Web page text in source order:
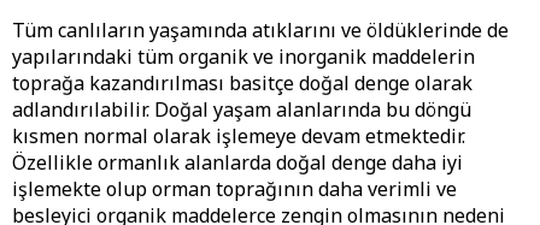
Tüm canlıların yaşamında atıklarını ve öldüklerinde de
yapılarındaki tüm organik ve inorganik maddelerin
toprağa kazandırılması basitçe doğal denge olarak
adlandırılabilir. Doğal yaşam alanlarında bu döngü
kısmen normal olarak işlemeye devam etmektedir.
Özellikle ormanlık alanlarda doğal denge daha iyi
işlemekte olup orman toprağının daha verimli ve
besleyici organik maddelerce zengin olmasının nedeni